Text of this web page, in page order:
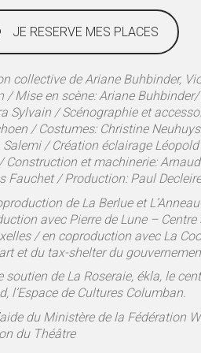
JE RESERVE MES PLACES
collective de Ariane Buhbinder,
/ Mise en scène: Ariane
Sylvain / Scénographie et
/ Costumes: Christine
Salemi /Création éclairage
/ Construction et machinerie:
Fauchet /Production: Paul Decleire
de La Berlue et
avec Pierre de Lune –
/ en coproduction avec La
et du tax-shelter du
soutien de La Roseraie, ékla, le
l’Espace de Cultures Columban.
du Ministère de la Fédération
du Théâtre